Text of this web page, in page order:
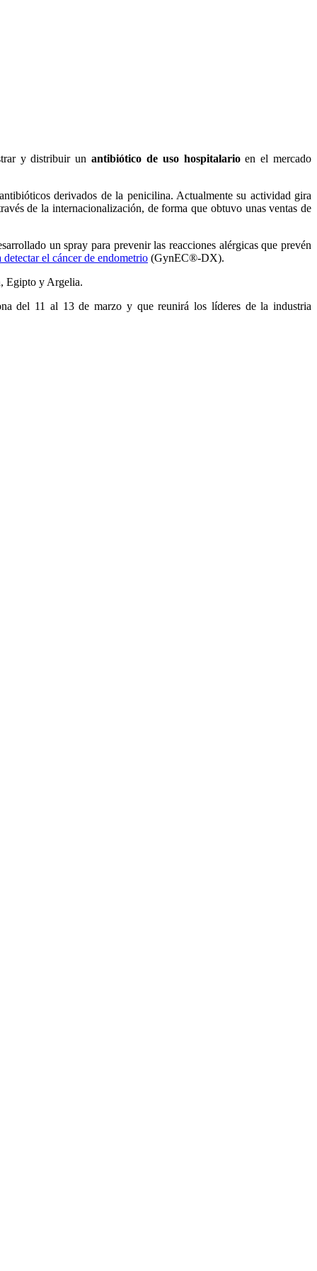
y distribuir unantibiótico de uso hospitalarioen el mercado
derivados de la penicilina. Actualmente su actividad gira
de la internacionalización, de forma que obtuvo unas ventas de
un spray para prevenir las reacciones alérgicas que prevén
el cáncer de endometrio (GynEC®-DX).
Egipto y Argelia.
del 11 al 13 de marzo y que reunirá los líderes de la industria